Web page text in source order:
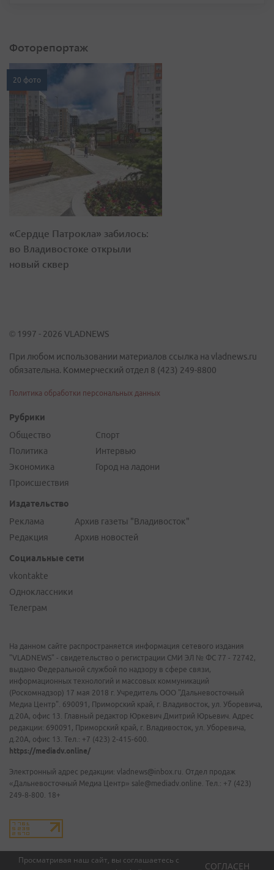
Просматривая наш сайт, вы соглашаетесь с
СОГЛАСЕН
Фоторепортаж
20 фото
«Сердце Патрокла» забилось:
во Владивостоке открыли
новый сквер
© 1997 - 2026 VLADNEWS
При любом использовании материалов ссылка на vladnews.ru
обязательна. Коммерческий отдел 8 (423) 249-8800
Политика обработки персональных данных
Рубрики
Общество
Политика
Экономика
Происшествия
Спорт
Интервью
Город на ладони
Издательство
Реклама
Редакция
Архив газеты "Владивосток"
Архив новостей
Социальные сети
vkontakte
Одноклассники
Телеграм
На данном сайте распространяется информация сетевого издания
"VLADNEWS" - свидетельство о регистрации СМИ ЭЛ № ФС 77 - 72742,
выдано Федеральной службой по надзору в сфере связи,
информационных технологий и массовых коммуникаций
(Роскомнадзор) 17 мая 2018 г. Учредитель ООО "Дальневосточный
Медиа Центр". 690091, Приморский край, г. Владивосток, ул. Уборевича,
д.20А, офис 13. Главный редактор Юркевич Дмитрий Юрьевич. Адрес
редакции: 690091, Приморский край, г. Владивосток, ул. Уборевича,
д.20А, офис 13. Тел.: +7 (423) 2-415-600.
https://mediadv.online/
Электронный адрес редакции: vladnews@inbox.ru. Отдел продаж
«Дальневосточный Медиа Центр» sale@mediadv.online. Тел.: +7 (423)
249-8-800. 18+